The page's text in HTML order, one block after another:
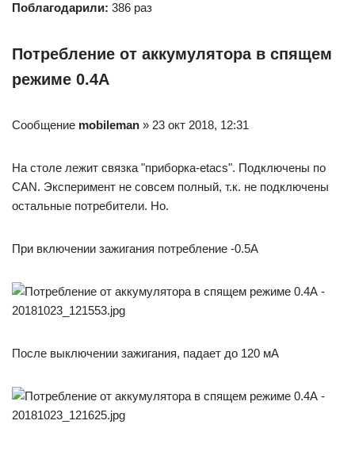
Поблагодарили: 386 раз
Потребление от аккумулятора в спящем
режиме 0.4А
Сообщение mobileman » 23 окт 2018, 12:31
На столе лежит связка "приборка-etacs". Подключены по
CAN. Эксперимент не совсем полный, т.к. не подключены
остальные потребители. Но.
При включении зажигания потребление -0.5А
После выключении зажигания, падает до 120 мА